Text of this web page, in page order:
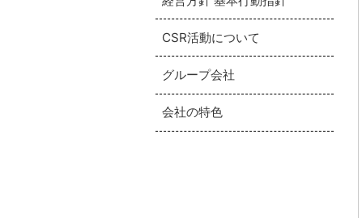
CSR活動について
グループ会社
会社の特色